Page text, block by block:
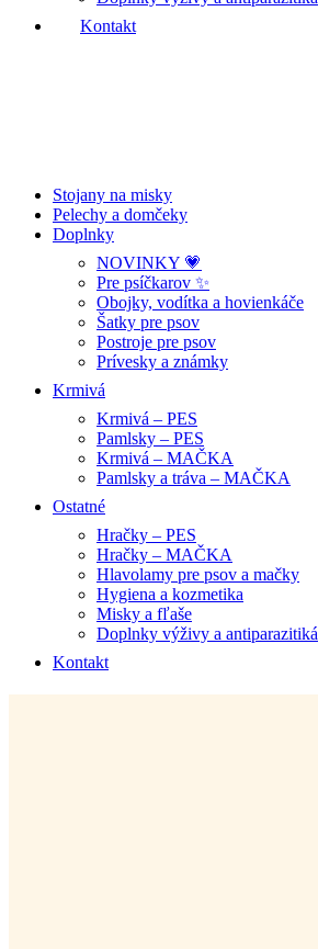
Kontakt
Stojany na misky
Pelechy a domčeky
Doplnky
NOVINKY 💗
Pre psíčkarov ✨
Obojky, vodítka a hovienkáče
Šatky pre psov
Postroje pre psov
Prívesky a známky
Krmivá
Krmivá – PES
Pamlsky – PES
Krmivá – MAČKA
Pamlsky a tráva – MAČKA
Ostatné
Hračky – PES
Hračky – MAČKA
Hlavolamy pre psov a mačky
Hygiena a kozmetika
Misky a fľaše
Doplnky výživy a antiparazitiká
Kontakt